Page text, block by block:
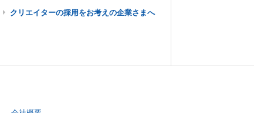
クリエイターの採用をお考えの企業さまへ